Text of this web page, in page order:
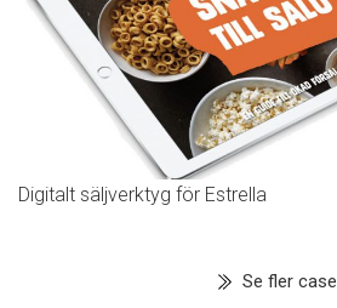
Digitalt säljverktyg för Estrella
Se fler case